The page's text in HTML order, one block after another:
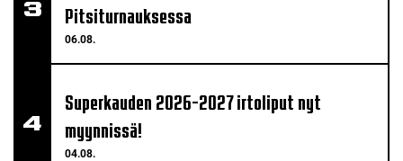
06.08.
Pitsiturnauksessa
04.08.
Superkauden 2026-2027 irtoliput nyt
myynnissä!